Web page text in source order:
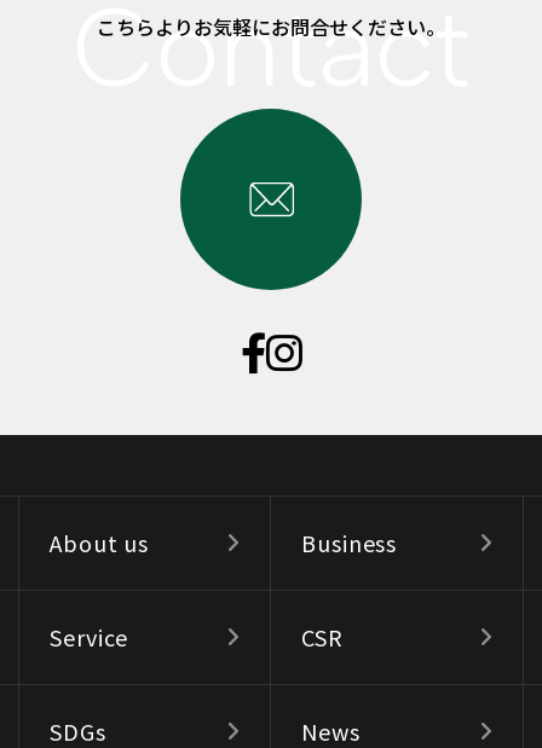
こちらよりお気軽にお問合せください。
About us Business
Service CSR
SDGs News